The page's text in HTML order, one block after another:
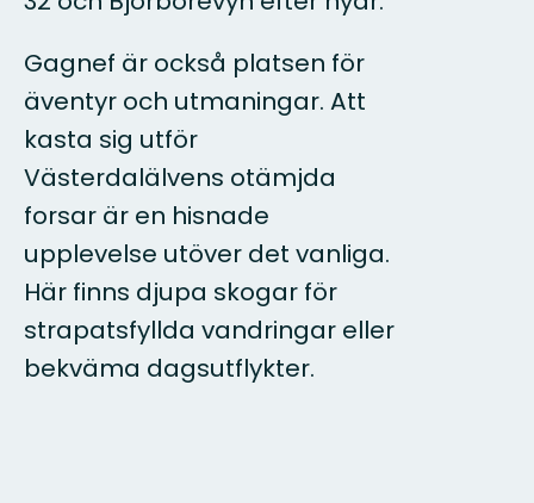
Gagnef är också platsen för
äventyr och utmaningar. Att
kasta sig utför
Västerdalälvens otämjda
forsar är en hisnade
upplevelse utöver det vanliga.
Här finns djupa skogar för
strapatsfyllda vandringar eller
bekväma dagsutflykter.